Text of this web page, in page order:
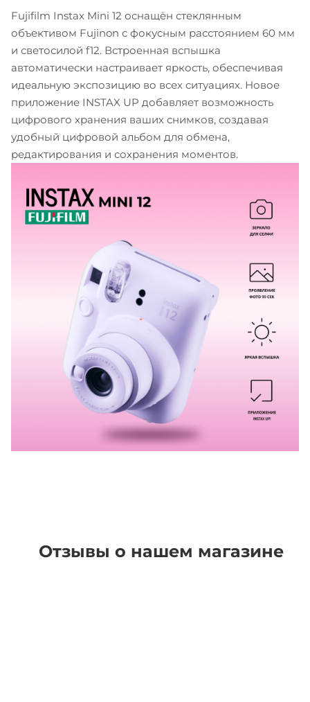
Fujifilm Instax Mini 12 оснащён стеклянным
объективом Fujinon с фокусным расстоянием 60 мм
и светосилой f12. Встроенная вспышка
автоматически настраивает яркость, обеспечивая
идеальную экспозицию во всех ситуациях. Новое
приложение INSTAX UP добавляет возможность
цифрового хранения ваших снимков, создавая
удобный цифровой альбом для обмена,
редактирования и сохранения моментов.
Отзывы о нашем магазине